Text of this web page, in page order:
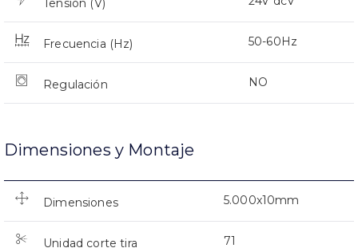
Tensión (V)
Frecuencia (Hz) 50-60Hz
Regulación NO
Dimensiones y Montaje
Dimensiones 5.000x10mm
Unidad corte tira 71